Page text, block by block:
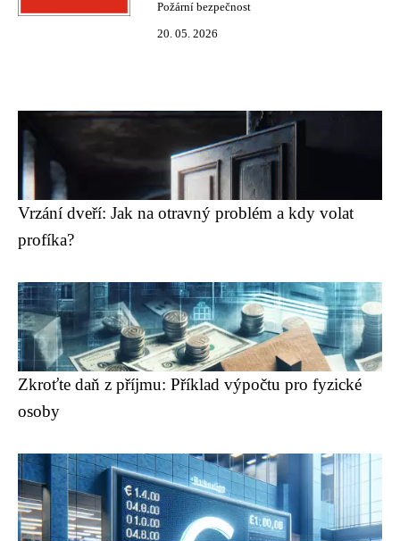
Požární bezpečnost
20. 05. 2026
Vrzání dveří: Jak na otravný problém a kdy volat
profíka?
Zkroťte daň z příjmu: Příklad výpočtu pro fyzické
osoby